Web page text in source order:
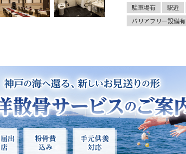
駐車場有 駅近
バリアフリー設備有